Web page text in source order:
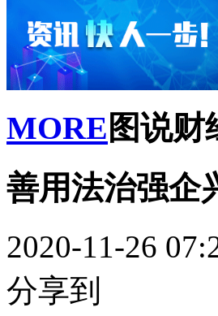
MORE 图说财
善用法治强企
2020-11-26
分享到